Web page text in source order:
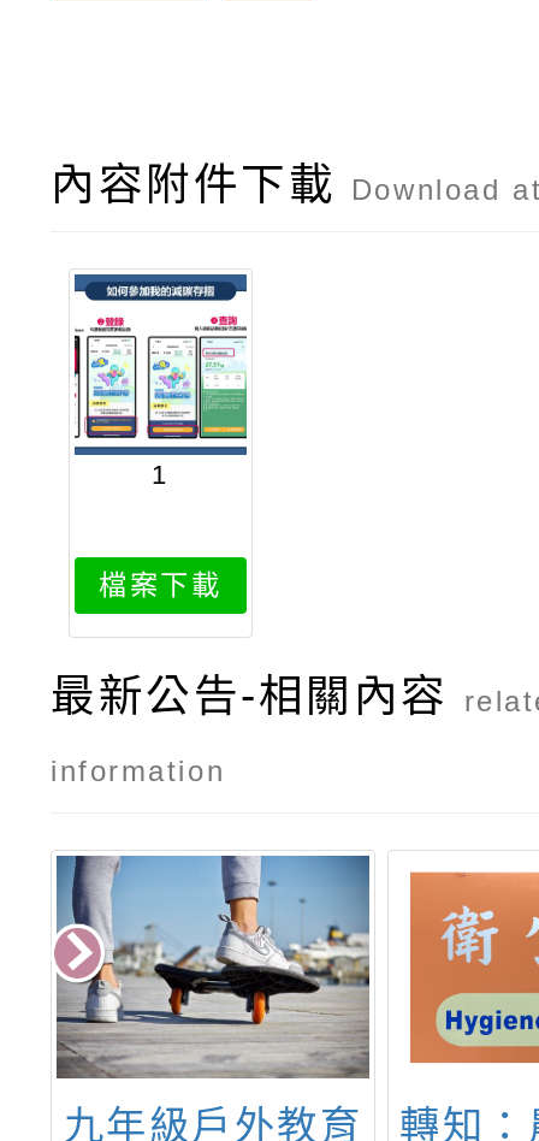
內容附件下載 Download
1
檔案下載
最新公告-相關內容
information
九年級戶外教育
轉知